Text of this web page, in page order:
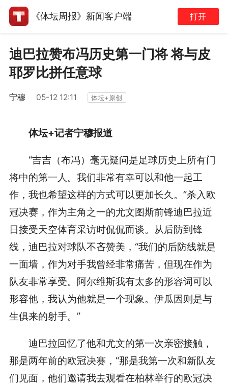
《体坛周报》新闻客户端 打开
迪巴拉赞布冯历史第一门将 将与皮
耶罗比拼任意球
宁穆 05-12 12:11 体坛+原创
体坛+记者宁穆报道
“吉吉（布冯）毫无疑问是足球历史上所有门
将中的第一人。我们非常有幸可以和他一起工
作，我也希望这样的方式可以更加长久。”杀入欧
冠决赛，作为主角之一的尤文图斯前锋迪巴拉近
日接受天空体育采访时侃侃而谈。从后防到锋
线，迪巴拉对球队不吝赞美，“我们的后防线就是
一面墙，作为对手我曾经非常痛苦，但现在作为
队友非常享受。阿尔维斯我有太多的形容词可以
形容他，我认为他就是一个现象。伊瓜因则是与
生俱来的射手。”
迪巴拉回忆了他和尤文的第一次亲密接触，
那是两年前的欧冠决赛，“那是我第一次和新队友
们见面，他们邀请我去观看在柏林举行的欧冠决